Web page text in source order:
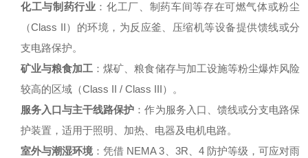
化工与制药行业 ：化工厂、制药车间等存在可燃气体或粉尘
（Class II）的环境，为反应釜、压缩机等设备提供馈线或分
支电路保护。
矿业与粮食加工 ：煤矿、粮食储存与加工设施等粉尘爆炸风险
较高的区域（Class II / Class III）
。
服务入口与主干线路保护 ：作为服务入口、馈线或分支电路保
护装置，适用于照明、加热、电器及电机电路。
室外与潮湿环境：凭借 NEMA 3、3R、4 防护等级，可应对雨